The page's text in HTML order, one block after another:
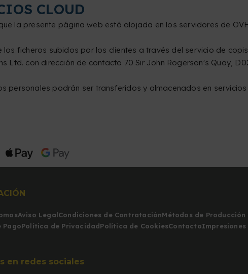
CLOUD
la presente página web está alojada en los servidores de
ficheros subidos por los clientes a través del servicio de
Ltd. con dirección de contacto 70 Sir John Rogerson's Quay,
personales podrán ser transferidos y almacenados en
Aviso LegalCondiciones de ContrataciónMétodos de Producción
PagoPolítica de PrivacidadPolítica de CookiesContacto
en redes sociales